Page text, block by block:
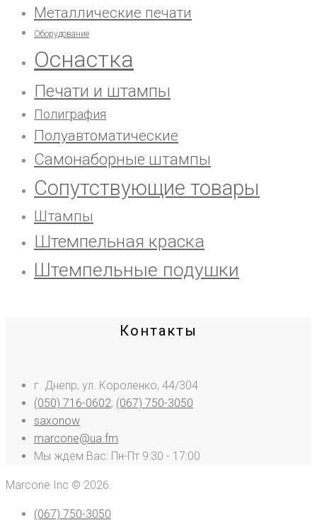
Металлические печати
Оборудование
Оснастка
Печати и штампы
Полиграфия
Полуавтоматические
Самонаборные штампы
Сопутствующие товары
Штампы
Штемпельная краска
Штемпельные подушки
Контакты
г. Днепр, ул. Короленко, 44/304
(050) 716-0602; (067) 750-3050
saxonow
marcone@ua.fm
Мы ждем Вас: Пн-Пт 9:30 - 17:00
Marcone Inc © 2026.
(067) 750-3050